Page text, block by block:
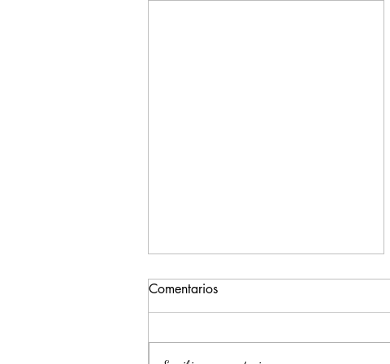
Comentarios